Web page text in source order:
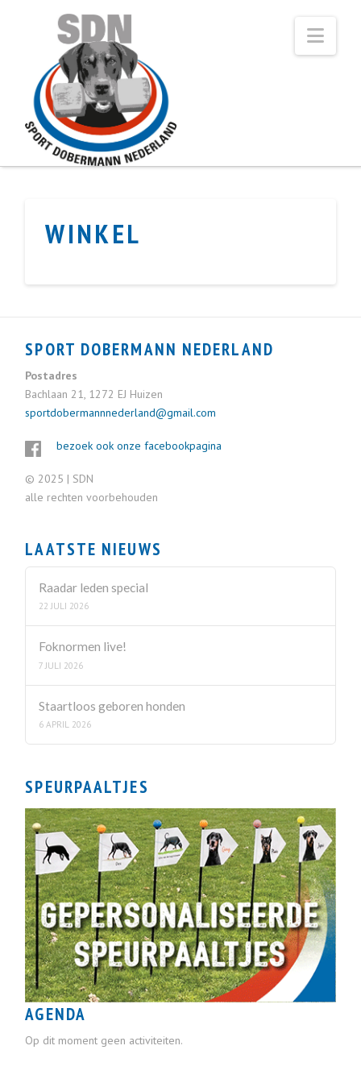
WINKEL
SPORT DOBERMANN NEDERLAND
Postadres
Bachlaan 21, 1272 EJ Huizen
sportdobermannnederland@gmail.com
bezoek ook onze facebookpagina
© 2025 | SDN
alle rechten voorbehouden
LAATSTE NIEUWS
Raadar leden special
22 JULI 2026
Foknormen live!
7 JULI 2026
Staartloos geboren honden
6 APRIL 2026
SPEURPAALTJES
AGENDA
Op dit moment geen activiteiten.